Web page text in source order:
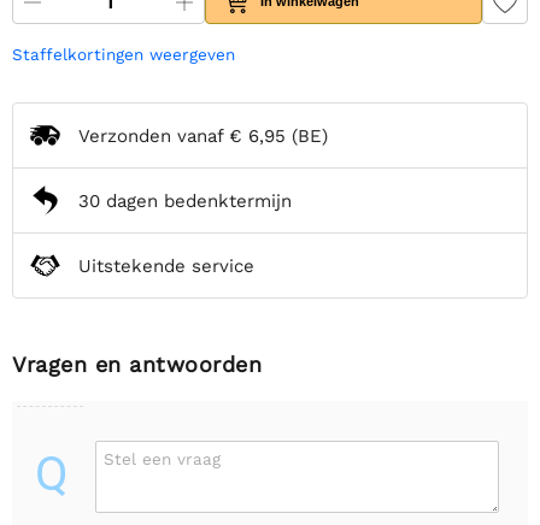
Staffelkortingen weergeven
Verzonden vanaf € 6,95 (BE)
30 dagen bedenktermijn
Uitstekende service
Vragen en antwoorden
Q Stel een vraag